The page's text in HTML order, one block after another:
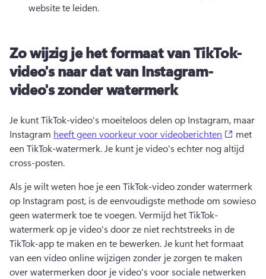
website te leiden.
Zo wijzig je het formaat van TikTok-
video's naar dat van Instagram-
video's zonder watermerk
Je kunt TikTok-video's moeiteloos delen op Instagram, maar
Instagram heeft geen voorkeur voor videoberichten (opens
met
een TikTok-watermerk. Je kunt je video's echter nog altijd
cross-posten.
Als je wilt weten hoe je een TikTok-video zonder watermerk
op Instagram post, is de eenvoudigste methode om sowieso
geen watermerk toe te voegen. Vermijd het TikTok-
watermerk op je video's door ze niet rechtstreeks in de
TikTok-app te maken en te bewerken. Je kunt het formaat
van een video online wijzigen zonder je zorgen te maken
over watermerken door je video's voor sociale netwerken